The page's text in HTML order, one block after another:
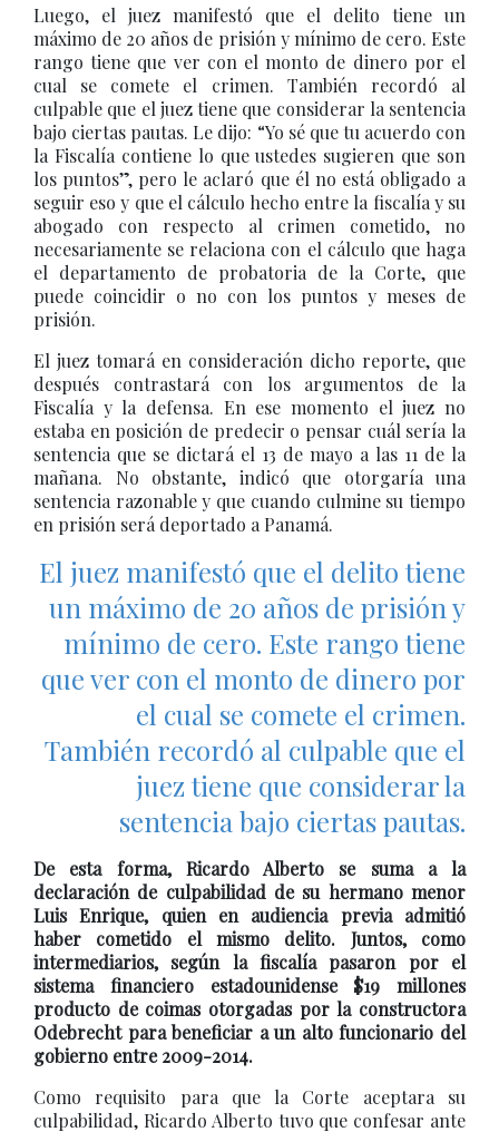
Luego, el juez manifestó que el delito tiene un
máximo de 20 años de prisión y mínimo de cero. Este
rango tiene que ver con el monto de dinero por el
cual se comete el crimen. También recordó al
culpable que el juez tiene que considerar la sentencia
bajo ciertas pautas. Le dijo: “Yo sé que tu acuerdo con
la Fiscalía contiene lo que ustedes sugieren que son
los puntos”, pero le aclaró que él no está obligado a
seguir eso y que el cálculo hecho entre la fiscalía y su
abogado con respecto al crimen cometido, no
necesariamente se relaciona con el cálculo que haga
el departamento de probatoria de la Corte, que
puede coincidir o no con los puntos y meses de
prisión.
El juez tomará en consideración dicho reporte, que
después contrastará con los argumentos de la
Fiscalía y la defensa. En ese momento el juez no
estaba en posición de predecir o pensar cuál sería la
sentencia que se dictará el 13 de mayo a las 11 de la
mañana. No obstante, indicó que otorgaría una
sentencia razonable y que cuando culmine su tiempo
en prisión será deportado a Panamá.
El juez manifestó que el delito tiene
un máximo de 20 años de prisión y
mínimo de cero. Este rango tiene
que ver con el monto de dinero por
el cual se comete el crimen.
También recordó al culpable que el
juez tiene que considerar la
sentencia bajo ciertas pautas.
De esta forma, Ricardo Alberto se suma a la
declaración de culpabilidad de su hermano menor
Luis Enrique, quien en audiencia previa admitió
haber cometido el mismo delito. Juntos, como
intermediarios, según la fiscalía pasaron por el
sistema financiero estadounidense $19 millones
producto de coimas otorgadas por la constructora
Odebrecht para beneficiar a un alto funcionario del
gobierno entre 2009-2014.
Como requisito para que la Corte aceptara su
culpabilidad, Ricardo Alberto tuvo que confesar ante